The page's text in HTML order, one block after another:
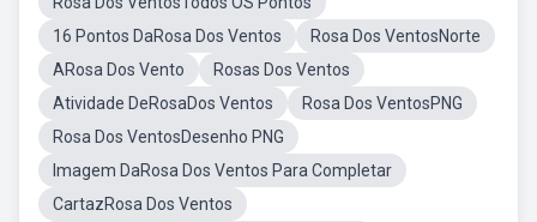
16 Pontos DaRosa Dos Ventos
Rosa Dos VentosNorte
ARosa Dos Vento
Rosas Dos Ventos
Atividade DeRosaDos Ventos
Rosa Dos VentosPNG
Rosa Dos VentosDesenho PNG
Imagem DaRosa Dos Ventos Para Completar
CartazRosa Dos Ventos